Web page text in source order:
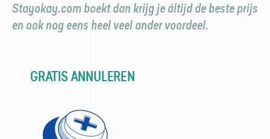
Stayokay.com boekt dan krijg je áltijd de beste prijs
en ook nog eens heel veel ander voordeel.
GRATIS ANNULEREN